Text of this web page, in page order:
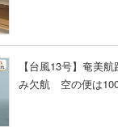
【台風13号】奄美
み欠航 空の便は